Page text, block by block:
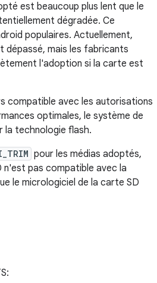
est beaucoup plus lent que le
dégradée. Ce
populaires. Actuellement,
dépassé, mais les fabricants
l'adoption si la carte est
compatible avec les autorisations
optimales, le système de
la technologie flash.
pour les médias adoptés,
pas compatible avec la
le micrologiciel de la carte SD